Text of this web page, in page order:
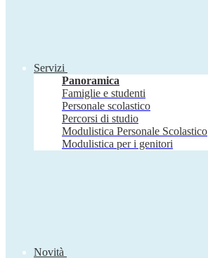
Servizi
Panoramica
Famiglie e studenti
Personale scolastico
Percorsi di studio
Modulistica Personale Scolastico
Modulistica per i genitori
Novità